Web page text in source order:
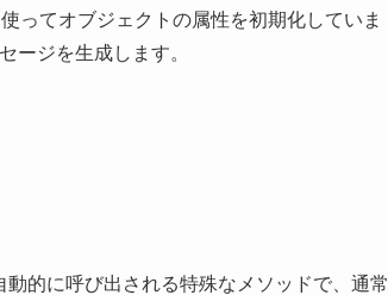
ってオブジェクトの属性を初期化していま
ージを生成します。
的に呼び出される特殊なメソッドで、通常